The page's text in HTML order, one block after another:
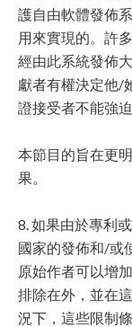
護自由軟體發佈
用來實現的。許
經由此系統發佈
獻者有權決定他/
證接受者不能強
本節目的旨在更
果。
8. 如果由於專利
國家的發佈和/或
原始作者可以增
排除在外，並在
況下，這些限制